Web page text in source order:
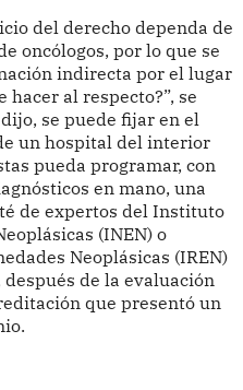
del derecho dependa de
oncólogos, por lo que se
indirecta por el lugar
hacer al respecto?”, se
se puede fijar en el
un hospital del interior
pueda programar, con
en mano, una
de expertos del Instituto
(INEN) o
Neoplásicas (IREN)
de la evaluación
que presentó un